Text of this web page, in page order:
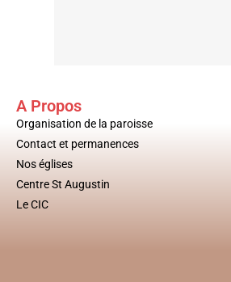
A Propos
Organisation de la paroisse
Contact et permanences
Nos églises
Centre St Augustin
Le CIC